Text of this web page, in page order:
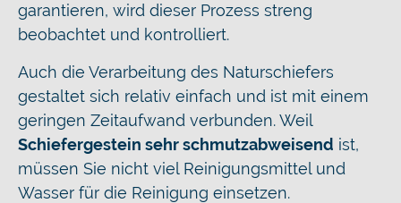
garantieren, wird dieser Prozess streng
beobachtet und kontrolliert.
Auch die Verarbeitung des Naturschiefers
gestaltet sich relativ einfach und ist mit einem
geringen Zeitaufwand verbunden. Weil
Schiefergestein sehr schmutzabweisend ist,
müssen Sie nicht viel Reinigungsmittel und
Wasser für die Reinigung einsetzen.